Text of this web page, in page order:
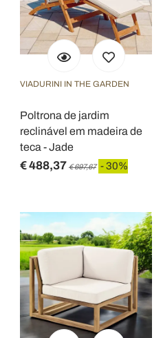
VIADURINI IN THE GARDEN
Poltrona de jardim
reclinável em madeira de
teca - Jade
€ 488,37 € 697,67 - 30%